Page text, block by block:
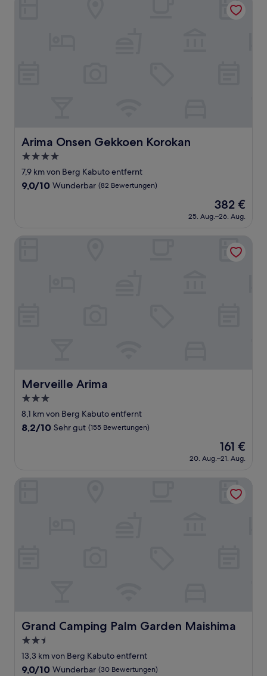
Arima Onsen Gekkoen Korokan
Arima Onsen Gekkoen Korokan
4.0-
Sterne-
Unterkunft
7,9 km von Berg Kabuto entfernt
9.0
Bewertungen)
9,0/10 Wunderbar (82 Bewertungen)
Der
Preis
beträgt
382 €
25. Aug.–26. Aug.
Merveille Arima
Merveille Arima
3.0-
Sterne-
Unterkunft
8,1 km von Berg Kabuto entfernt
8.2
(155
8,2/10 Sehr gut (155 Bewertungen)
Der
Preis
beträgt
161 €
20. Aug.–21. Aug.
Grand Camping Palm Garden Maishima
Grand Camping Palm Garden Maishima
2.5-
Sterne-
Unterkunft
13,3 km von Berg Kabuto entfernt
9.0
9,0/10 Wunderbar (30 Bewertungen)